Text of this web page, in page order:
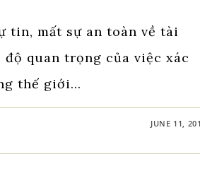
tin, mất sự an toàn về tài
quan trọng của việc xác
thế giới…
JUNE 11,